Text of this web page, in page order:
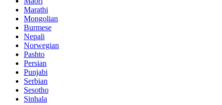
Marathi
Mongolian
Burmese
Nepali
Norwegian
Pashto
Persian
Punjabi
Serbian
Sesotho
Sinhala